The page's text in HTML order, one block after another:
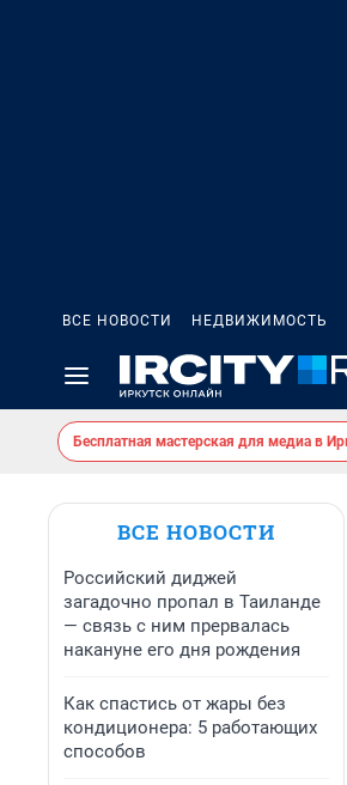
ВСЕ НОВОСТИ НЕДВИЖИМОСТЬ
Бесплатная мастерская для медиа в
ВСЕ НОВОСТИ
Российский диджей
загадочно пропал в Таиланде
— связь с ним прервалась
накануне его дня рождения
Как спастись от жары без
кондиционера: 5 работающих
способов